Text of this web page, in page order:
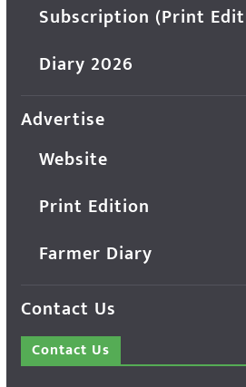
Subscription (Print
Diary 2026
Advertise
Website
Print Edition
Farmer Diary
Contact Us
Contact Us